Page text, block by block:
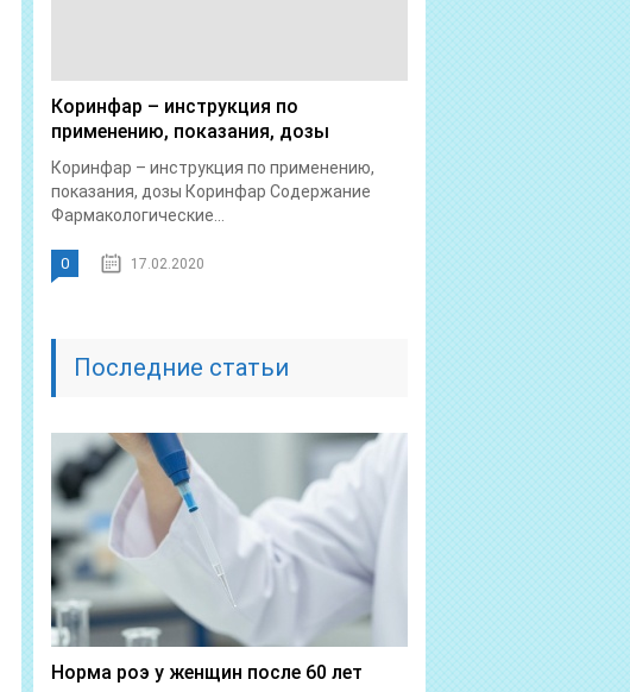
Коринфар – инструкция по
применению, показания, дозы
Коринфар – инструкция по применению,
показания, дозы Коринфар Содержание
Фармакологические...
0 17.02.2020
Последние статьи
Норма роэ у женщин после 60 лет